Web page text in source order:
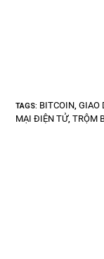
TAGS: BITCOIN, GIAO
MẠI ĐIỆN TỬ, TRỘM